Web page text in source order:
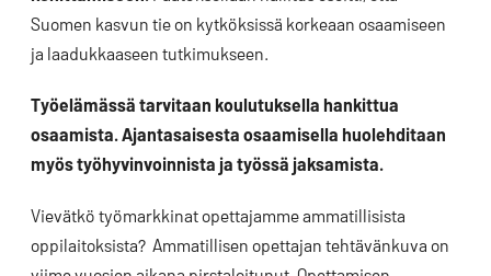
Suomen kasvun tie on kytköksissä korkeaan osaamiseen
ja laadukkaaseen tutkimukseen.
Työelämässä tarvitaan koulutuksella hankittua
osaamista. Ajantasaisesta osaamisella huolehditaan
myös työhyvinvoinnista ja työssä jaksamista.
Vievätkö työmarkkinat opettajamme ammatillisista
oppilaitoksista? Ammatillisen opettajan tehtävänkuva on